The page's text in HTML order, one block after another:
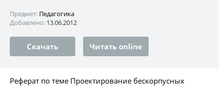
Предмет: Педагогика
Добавлено: 13.06.2012
Скачать Читать online
Реферат по теме Проектирование бескорпусных